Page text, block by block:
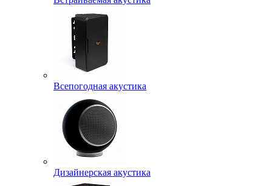
Всепогодная акустика
Дизайнерская акустика